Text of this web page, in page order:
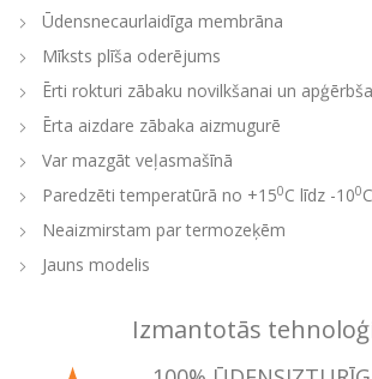
Ūdensnecaurlaidīga membrāna
Mīksts plīša oderējums
Ērti rokturi zābaku novilkšanai un
Ērta aizdare zābaka aizmugurē
Var mazgāt veļasmašīnā
Paredzēti temperatūrā no +150C līdz -100C
Neaizmirstam par termozeķēm
Jauns modelis
Izmantotās